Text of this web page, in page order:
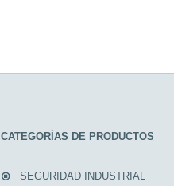
CATEGORÍAS DE PRODUCTOS
SEGURIDAD INDUSTRIAL